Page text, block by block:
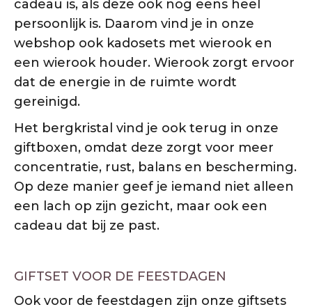
cadeau is, als deze ook nog eens heel
persoonlijk is. Daarom vind je in onze
webshop ook kadosets met wierook en
een wierook houder. Wierook zorgt ervoor
dat de energie in de ruimte wordt
gereinigd.
Het bergkristal vind je ook terug in onze
giftboxen, omdat deze zorgt voor meer
concentratie, rust, balans en bescherming.
Op deze manier geef je iemand niet alleen
een lach op zijn gezicht, maar ook een
cadeau dat bij ze past.
GIFTSET VOOR DE FEESTDAGEN
Ook voor de feestdagen zijn onze giftsets